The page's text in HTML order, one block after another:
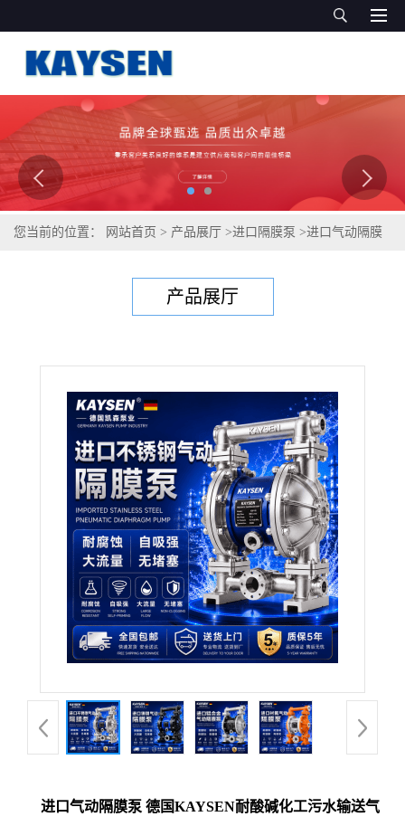
您当前的位置： 网站首页 > 产品展厅 >进口隔膜泵 >进口气动隔膜
产品展厅
进口气动隔膜泵 德国KAYSEN耐酸碱化工污水输送气